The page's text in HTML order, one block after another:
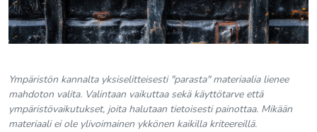
Ympäristön kannalta yksiselitteisesti "parasta" materiaalia lienee
mahdoton valita. Valintaan vaikuttaa sekä käyttötarve että
ympäristövaikutukset, joita halutaan tietoisesti painottaa. Mikään
materiaali ei ole ylivoimainen ykkönen kaikilla kriteereillä.